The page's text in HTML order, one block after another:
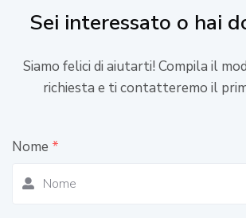
Sei interessato o hai
Siamo felici di aiutarti! Compila il
richiesta e ti contatteremo il
Nome *